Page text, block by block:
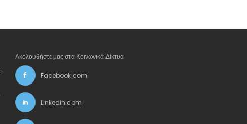
Ακολουθήστε μας στα Κοινωνικά Δίκτυα
Facebook.com
Linkedin.com